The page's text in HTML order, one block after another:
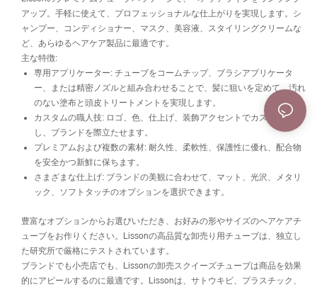
アップ。手軽に使えて、プロフェッショナルな仕上がりを実現します。シ
ャンプー、コンディショナー、マスク、美容液、スタイリングクリームな
ど、あらゆるヘアケア製品に最適です。
主な特徴:
専用アプリケーター: チューブをコームチップ、ブラシアプリケータ
ー、または精密ノズルと組み合わせることで、髪に狙いを定めて、汚れ
のない塗布と頭皮トリートメントを実現します。
カスタムの職人技: ロゴ、色、仕上げ、装飾アクセントでカスタマイズ
し、ブランドを際立たせます。
プレミアムおよび複数の素材: 耐久性、柔軟性、保護性に優れ、配合物
を安全かつ新鮮に保ちます。
さまざまな仕上げ: ブランドの美観に合わせて、マット、光沢、メタリ
ック、ソフトタッチのオプションを選択できます。
豊富なオプションからお選びいただき、お好みの形やサイズのヘアケアチ
ューブをお作りください。Lissonの高品質な卸売り用チューブは、独立し
た研究所で厳格にテストされています。
ブランドでも小売店でも、Lissonの卸売スクイーズチューブは商品を効果
的にアピールするのに最適です。Lissonは、サトウキビ、プラスチック、